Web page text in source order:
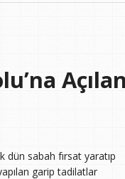
Açılan
dün sabah fırsat yaratıp
garip tadilatlar